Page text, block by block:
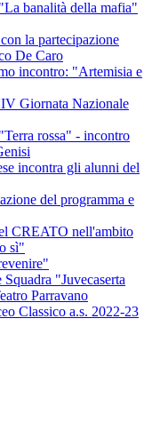
banalità della mafia"
la partecipazione
De Caro
incontro: "Artemisia e
Giornata Nazionale
rossa" - incontro
incontra gli alunni del
del programma e
CREATO nell'ambito
sì"
"Juvecaserta
Parravano
Classico a.s. 2022-23